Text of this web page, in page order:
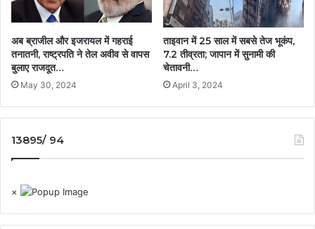
अब ब्राजील और इजरायल में गहराई
तनातनी, राष्ट्रपति ने तेल अवीव से वापस
बुलाए राजदूत…
May 30, 2024
ताइवान में 25 साल में सबसे तेज भूकंप,
7.2 तीव्रता; जापान में सुनामी की
चेतावनी…
April 3, 2024
13895/ 94
×